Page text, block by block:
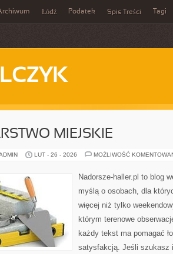
Łódź Podatek Spis Treści Tagi
MIEJSKIE
LUT - 26 - 2026 MOŻLIWOŚĆ
Nadorsze-haller.pl to blog
myślą o osobach, dla
więcej niż tylko
którym terenowe
każdy tekst ma pomagać
satysfakcją. Jeśli szukasz